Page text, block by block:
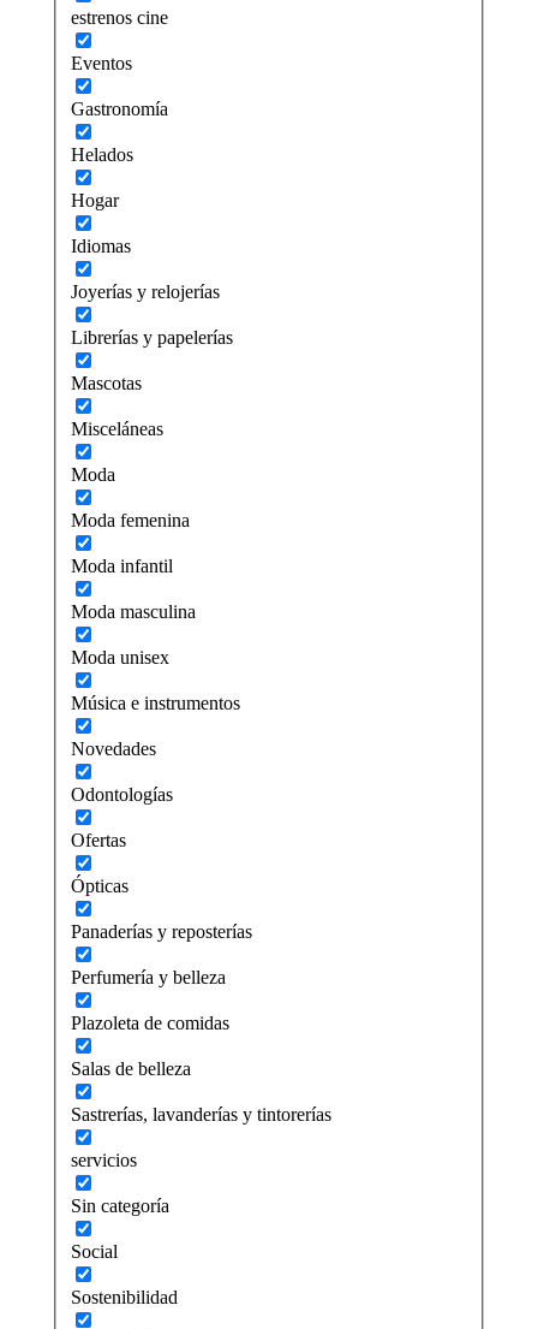
estrenos cine
Eventos
Gastronomía
Helados
Hogar
Idiomas
Joyerías y relojerías
Librerías y papelerías
Mascotas
Misceláneas
Moda
Moda femenina
Moda infantil
Moda masculina
Moda unisex
Música e instrumentos
Novedades
Odontologías
Ofertas
Ópticas
Panaderías y reposterías
Perfumería y belleza
Plazoleta de comidas
Salas de belleza
Sastrerías, lavanderías y tintorerías
servicios
Sin categoría
Social
Sostenibilidad